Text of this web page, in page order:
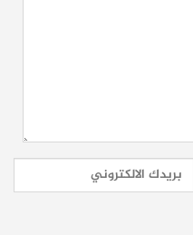
الحالي “محسوب
أفراد يوجهون
يناسب مشروع الجيش